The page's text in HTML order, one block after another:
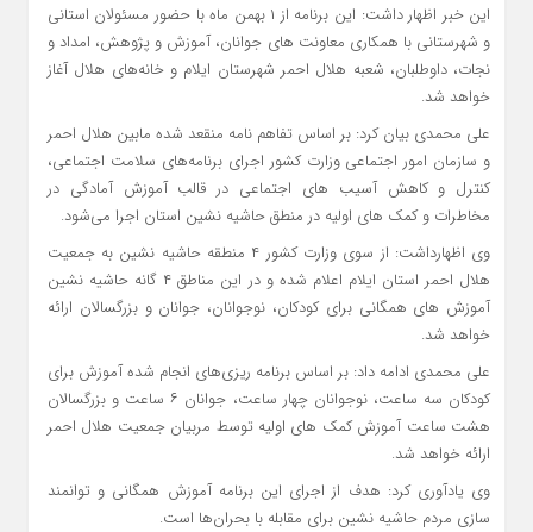
این خبر اظهار داشت: این برنامه از ۱ بهمن ماه با حضور مسئولان استانی
و شهرستانی با همکاری معاونت های جوانان، آموزش و پژوهش، امداد و
نجات، داوطلبان، شعبه هلال احمر شهرستان ایلام و خانه‌های هلال آغاز
خواهد شد.
علی محمدی بیان کرد: بر اساس تفاهم نامه منقعد شده مابین هلال احمر
و سازمان امور اجتماعی وزارت کشور اجرای برنامه‌های سلامت اجتماعی،
کنترل و کاهش آسیب های اجتماعی در قالب آموزش آمادگی در
مخاطرات و کمک های اولیه در منطق حاشیه نشین استان اجرا می‌شود.
وی اظهارداشت: از سوی وزارت کشور ۴ منطقه حاشیه نشین به جمعیت
هلال احمر استان ایلام اعلام شده و در این مناطق ۴ گانه حاشیه نشین
آموزش های همگانی برای کودکان، نوجوانان، جوانان و بزرگسالان ارائه
خواهد شد.
علی محمدی ادامه داد: بر اساس برنامه ریزی‌های انجام شده آموزش برای
کودکان سه ساعت، نوجوانان چهار ساعت، جوانان ۶ ساعت و بزرگسالان
هشت ساعت آموزش کمک های اولیه توسط مربیان جمعیت هلال احمر
ارائه خواهد شد.
وی یادآوری کرد: هدف از اجرای این برنامه آموزش همگانی و توانمند
سازی مردم حاشیه نشین برای مقابله با بحران‌ها است.